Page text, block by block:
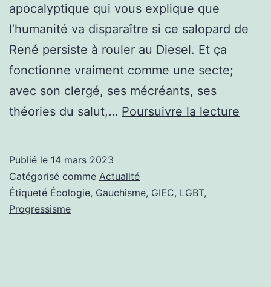
apocalyptique qui vous explique que
l’humanité va disparaître si ce salopard de
René persiste à rouler au Diesel. Et ça
fonctionne vraiment comme une secte;
avec son clergé, ses mécréants, ses
théories du salut,… Poursuivre la lecture
Publié le 14 mars 2023
Catégorisé comme Actualité
Étiqueté Écologie, Gauchisme, GIEC, LGBT,
Progressisme